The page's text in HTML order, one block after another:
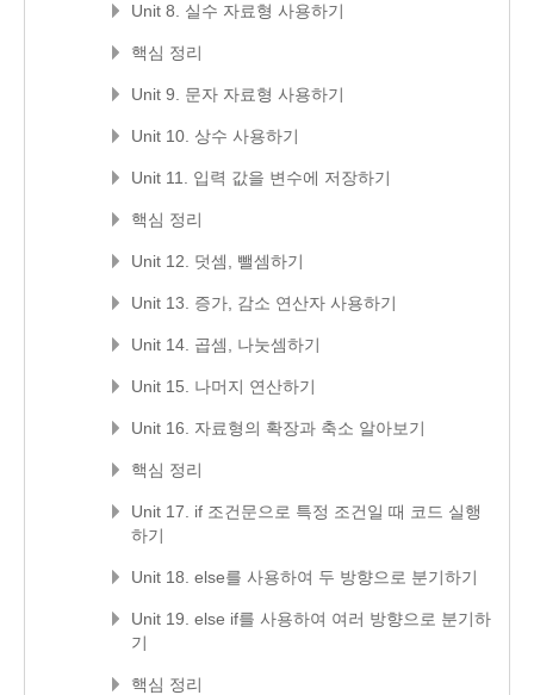
Unit 8. 실수 자료형 사용하기
핵심 정리
Unit 9. 문자 자료형 사용하기
Unit 10. 상수 사용하기
Unit 11. 입력 값을 변수에 저장하기
핵심 정리
Unit 12. 덧셈, 뺄셈하기
Unit 13. 증가, 감소 연산자 사용하기
Unit 14. 곱셈, 나눗셈하기
Unit 15. 나머지 연산하기
Unit 16. 자료형의 확장과 축소 알아보기
핵심 정리
Unit 17. if 조건문으로 특정 조건일 때 코드 실행
하기
Unit 18. else를 사용하여 두 방향으로 분기하기
Unit 19. else if를 사용하여 여러 방향으로 분기하
기
핵심 정리